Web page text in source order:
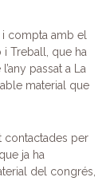
i compta amb el
Treball, que ha
passat a La
material que
contactades per
ja ha
del congrés,